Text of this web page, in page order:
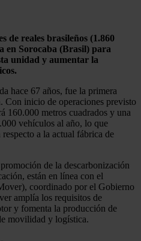
de reales brasileños (1.860
en Sorocaba (Brasil) para
unidad y aumentar la
hace 67 años, fue la primera
Con inicio de operaciones previsto
160.000 metros cuadrados y una
vehículos al año, lo que
a la actual fábrica de
de la descarbonización
están en línea con el
coordinado por el Gobierno
amplía los requisitos de
y fomenta la producción de
movilidad y logística.